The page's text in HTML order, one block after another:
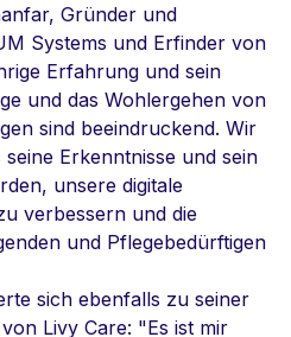
Gründer und
Systems und Erfinder von
Erfahrung und sein
und das Wohlergehen von
sind beeindruckend. Wir
Erkenntnisse und sein
unsere digitale
verbessern und die
und Pflegebedürftigen
sich ebenfalls zu seiner
Livy Care: "Es ist mir